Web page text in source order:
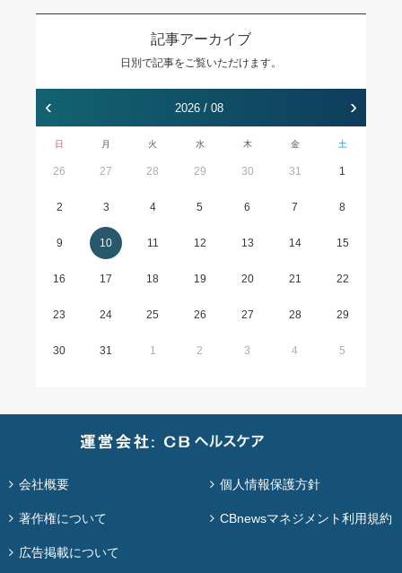
記事アーカイブ
日別で記事をご覧いただけます。
‹ 2026 / 08 ›
日 月 火 水 木 金 土
26 27 28 29 30 31 1
2 3 4 5 6 7 8
9 10 11 12 13 14 15
16 17 18 19 20 21 22
23 24 25 26 27 28 29
30 31 1 2 3 4 5
会社概要 個人情報保護方針
著作権について CBnewsマネジメント利用規約
広告掲載について